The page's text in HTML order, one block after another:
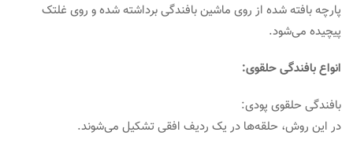
پارچه بافته شده از روی ماشین بافندگی برداشته شده و روی غلتک
پیچیده می‌شود.
انواع بافندگی حلقوی:
بافندگی حلقوی پودی:
در این روش، حلقه‌ها در یک ردیف افقی تشکیل می‌شوند.